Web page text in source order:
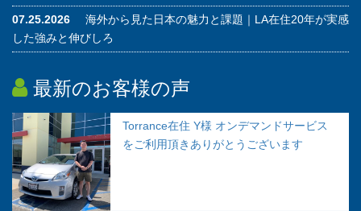
07.25.2026
海外から見た日本の魅力と課題｜LA在住20年が実感
した強みと伸びしろ
最新のお客様の声
Torrance在住 Y様 オンデマンドサービス
をご利用頂きありがとうございます